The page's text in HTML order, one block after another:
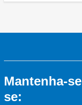
Mantenha-
se: